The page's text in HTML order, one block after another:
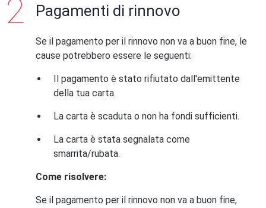
Pagamenti di rinnovo
Se il pagamento per il rinnovo non va a buon fine, le
cause potrebbero essere le seguenti:
Il pagamento è stato rifiutato dall'emittente
della tua carta.
La carta è scaduta o non ha fondi sufficienti.
La carta è stata segnalata come
smarrita/rubata.
Come risolvere:
Se il pagamento per il rinnovo non va a buon fine,